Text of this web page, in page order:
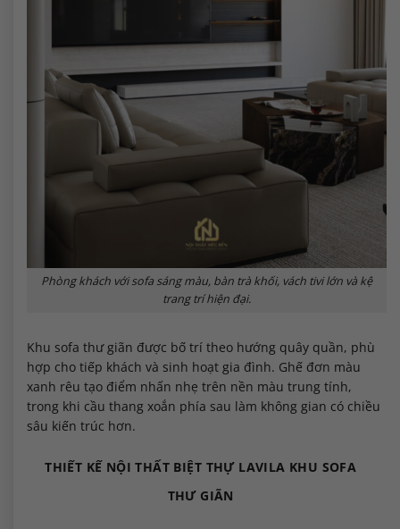
Phòng khách với sofa sáng màu, bàn trà khối, vách tivi lớn và kệ
trang trí hiện đại.
Khu sofa thư giãn được bố trí theo hướng quây quần, phù
hợp cho tiếp khách và sinh hoạt gia đình. Ghế đơn màu
xanh rêu tạo điểm nhấn nhẹ trên nền màu trung tính,
trong khi cầu thang xoắn phía sau làm không gian có chiều
sâu kiến trúc hơn.
THIẾT KẾ NỘI THẤT BIỆT THỰ LAVILA KHU SOFA
THƯ GIÃN